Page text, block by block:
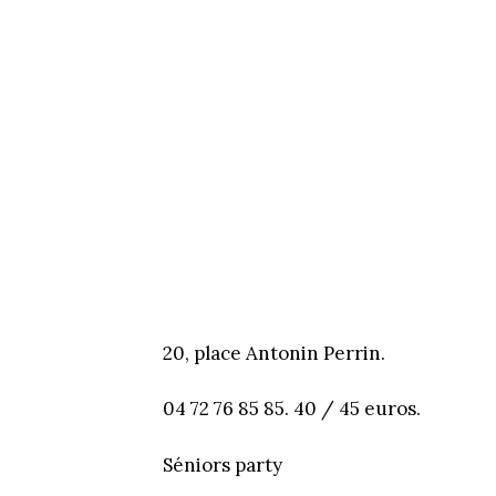
20, place Antonin Perrin.
04 72 76 85 85. 40 / 45 euros.
Séniors party